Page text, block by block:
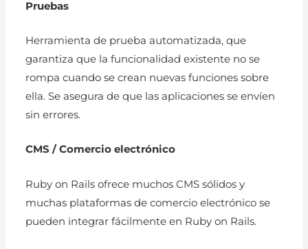
Pruebas
Herramienta de prueba automatizada, que
garantiza que la funcionalidad existente no se
rompa cuando se crean nuevas funciones sobre
ella. Se asegura de que las aplicaciones se envíen
sin errores.
CMS / Comercio electrónico
Ruby on Rails ofrece muchos CMS sólidos y
muchas plataformas de comercio electrónico se
pueden integrar fácilmente en Ruby on Rails.